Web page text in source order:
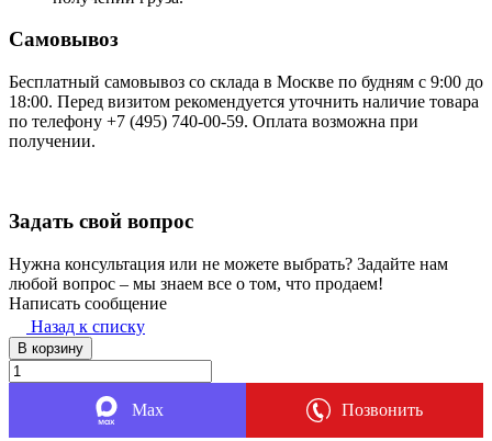
Самовывоз
Бесплатный самовывоз со склада в Москве по будням с 9:00 до
18:00. Перед визитом рекомендуется уточнить наличие товара
по телефону +7 (495) 740-00-59. Оплата возможна при
получении.
Задать свой вопрос
Нужна консультация или не можете выбрать? Задайте нам
любой вопрос – мы знаем все о том, что продаем!
Написать сообщение
Назад к списку
В корзину
Max Позвонить